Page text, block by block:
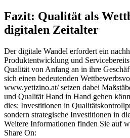
Fazit: Qualität als
digitalen Zeitalter
Der digitale Wandel erfordert ein
Produktentwicklung und
Qualität von Anfang an in ihre
sich einen bedeutenden
www.yetizino.at/ setzen dabei
und Qualität Hand in Hand gehen
dies: Investitionen in
sondern strategische Investitionen in
Weitere Informationen finden Sie auf
Share On: